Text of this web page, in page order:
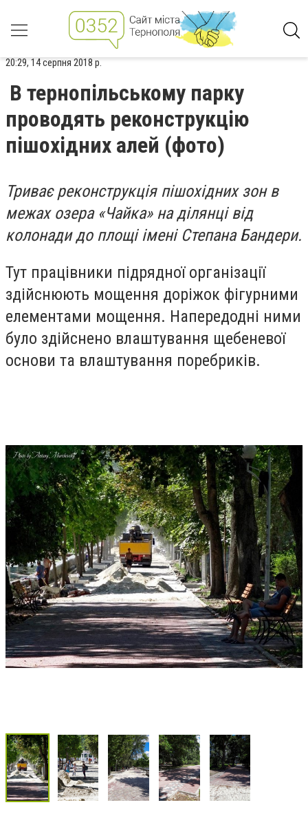
20:29, 14 серпня 2018 р.
В тернопільському парку
проводять реконструкцію
пішохідних алей (фото)
Триває реконструкція пішохідних зон в
межах озера «Чайка» на ділянці від
колонади до площі імені Степана Бандери.
Тут працівники підрядної організації
здійснюють мощення доріжок фігурними
елементами мощення. Напередодні ними
було здійснено влаштування щебеневої
основи та влаштування поребриків.